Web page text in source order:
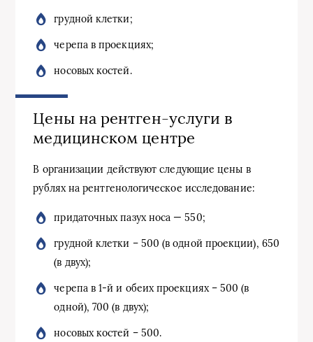
грудной клетки;
черепа в проекциях;
носовых костей.
Цены на рентген-услуги в
медицинском центре
В организации действуют следующие цены в
рублях на рентгенологическое исследование:
придаточных пазух носа — 550;
грудной клетки – 500 (в одной проекции), 650
(в двух);
черепа в 1-й и обеих проекциях – 500 (в
одной), 700 (в двух);
носовых костей – 500.